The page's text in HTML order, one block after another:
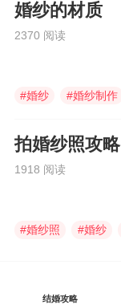
婚纱的材质
2370 阅读
#婚纱 #婚纱制作
拍婚纱照攻略
1918 阅读
#婚纱照 #婚纱
结婚攻略